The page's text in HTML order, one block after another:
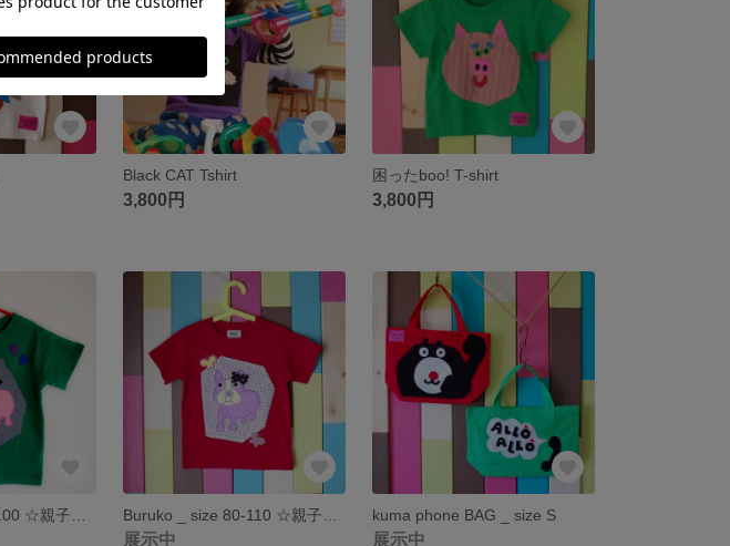
Black CAT Tshirt
3,800円
困ったboo! T-shirt
3,800円
展示中
kuma phone BAG _ size S
展示中